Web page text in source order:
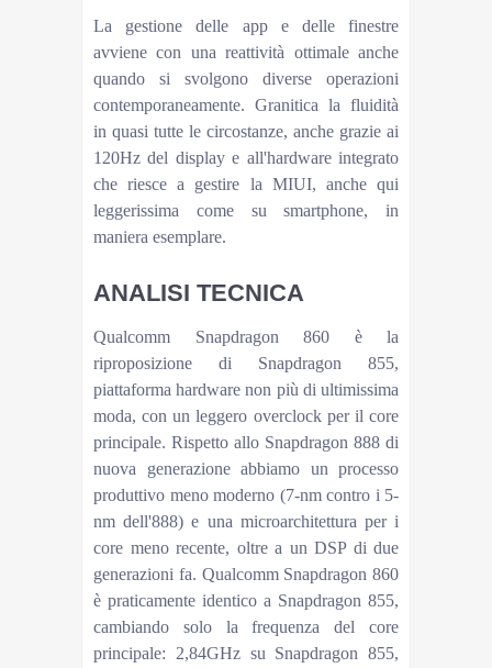
La gestione delle app e delle finestre
avviene con una reattività ottimale anche
quando si svolgono diverse operazioni
contemporaneamente. Granitica la fluidità
in quasi tutte le circostanze, anche grazie ai
120Hz del display e all'hardware integrato
che riesce a gestire la MIUI, anche qui
leggerissima come su smartphone, in
maniera esemplare.
ANALISI TECNICA
Qualcomm Snapdragon 860 è la
riproposizione di Snapdragon 855,
piattaforma hardware non più di ultimissima
moda, con un leggero overclock per il core
principale. Rispetto allo Snapdragon 888 di
nuova generazione abbiamo un processo
produttivo meno moderno (7-nm contro i 5-
nm dell'888) e una microarchitettura per i
core meno recente, oltre a un DSP di due
generazioni fa. Qualcomm Snapdragon 860
è praticamente identico a Snapdragon 855,
cambiando solo la frequenza del core
principale: 2,84GHz su Snapdragon 855,